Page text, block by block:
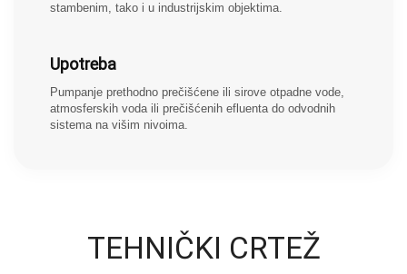
stambenim, tako i u industrijskim objektima.
Upotreba
Pumpanje prethodno prečišćene ili sirove otpadne vode,
atmosferskih voda ili prečišćenih efluenta do odvodnih
sistema na višim nivoima.
TEHNIČKI CRTEŽ